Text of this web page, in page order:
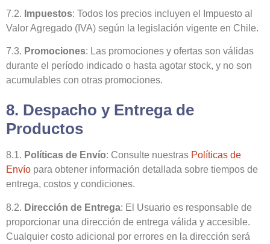
7.2. Impuestos: Todos los precios incluyen el Impuesto al
Valor Agregado (IVA) según la legislación vigente en Chile.
7.3. Promociones: Las promociones y ofertas son válidas
durante el período indicado o hasta agotar stock, y no son
acumulables con otras promociones.
8. Despacho y Entrega de
Productos
8.1. Políticas de Envío: Consulte nuestras Políticas de
Envío para obtener información detallada sobre tiempos de
entrega, costos y condiciones.
8.2. Dirección de Entrega: El Usuario es responsable de
proporcionar una dirección de entrega válida y accesible.
Cualquier costo adicional por errores en la dirección será